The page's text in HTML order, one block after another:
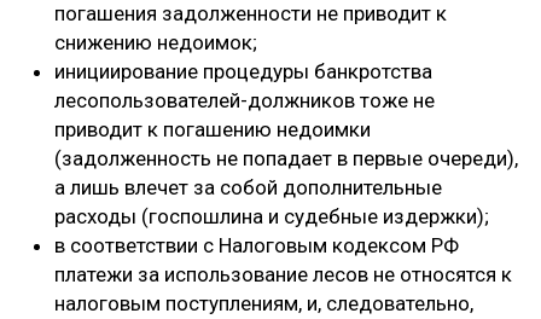
погашения задолженности не приводит к
снижению недоимок;
инициирование процедуры банкротства
лесопользователей-должников тоже не
приводит к погашению недоимки
(задолженность не попадает в первые очереди),
а лишь влечет за собой дополнительные
расходы (госпошлина и судебные издержки);
в соответствии с Налоговым кодексом РФ
платежи за использование лесов не относятся к
налоговым поступлениям, и, следовательно,